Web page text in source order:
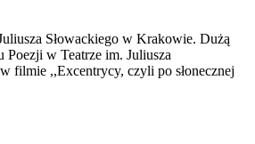
Słowackiego w Krakowie. Dużą
w Teatrze im. Juliusza
filmie ,,Excentrycy, czyli po słonecznej